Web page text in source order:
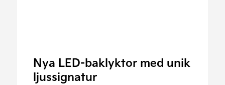
Nya LED-baklyktor med unik
ljussignatur